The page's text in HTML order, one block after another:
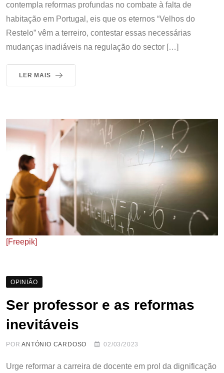
contempla reformas profundas no combate à falta de
habitação em Portugal, eis que os eternos “Velhos do
Restelo” vêm a terreiro, contestar essas necessárias
mudanças inadiáveis na regulação do sector […]
LER MAIS
[Freepik]
OPINIÃO
Ser professor e as reformas
inevitáveis
PORANTÓNIO CARDOSO 02/03/2023
Urge reformar a carreira de docente em prol da dignificação